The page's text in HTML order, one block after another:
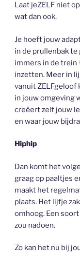
Laat jeZELF niet
wat dan ook.
Je hoeft jouw
in de prullenbak te
immers in de trein
inzetten. Meer in
vanuit ZELFgeloof
in jouw omgeving
creëert zelf jouw
en waar jouw
Hiphip
Dan komt het
graag op paaltjes
maakt het
plaats. Het lijfje
omhoog. Een
zou nadoen.
Zo kan het nu bij